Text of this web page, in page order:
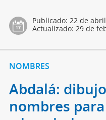
Publicado: 22 de
Actualizado: 29 de
NOMBRES
Abdalá:
nombres